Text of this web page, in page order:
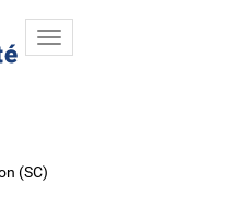
Toggle
(SC)